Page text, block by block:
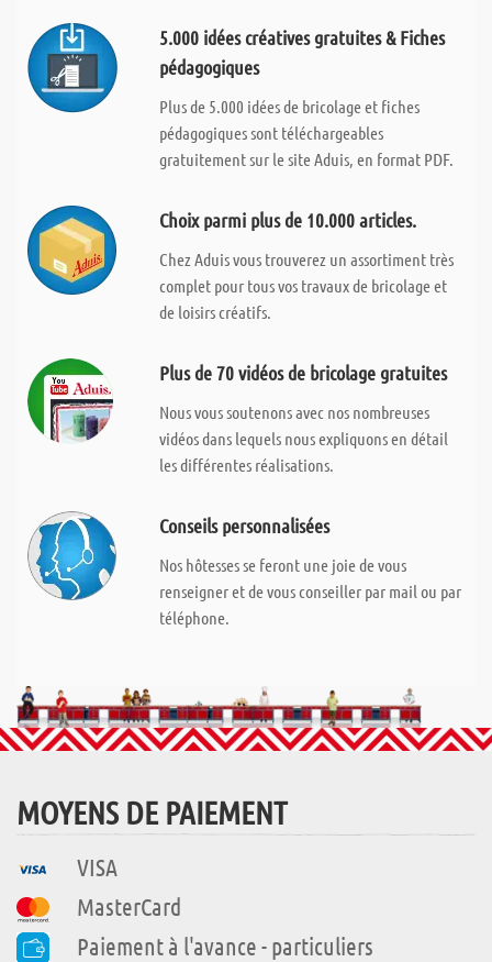
5.000 idées créatives gratuites & Fiches
pédagogiques
Plus de 5.000 idées de bricolage et fiches
pédagogiques sont téléchargeables
gratuitement sur le site Aduis, en format PDF.
Choix parmi plus de 10.000 articles.
Chez Aduis vous trouverez un assortiment très
complet pour tous vos travaux de bricolage et
de loisirs créatifs.
Plus de 70 vidéos de bricolage gratuites
Nous vous soutenons avec nos nombreuses
vidéos dans lequels nous expliquons en détail
les différentes réalisations.
Conseils personnalisées
Nos hôtesses se feront une joie de vous
renseigner et de vous conseiller par mail ou par
téléphone.
MOYENS DE PAIEMENT
VISA
MasterCard
Paiement à l'avance - particuliers